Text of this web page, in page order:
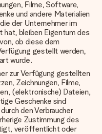
Filme, Software,
und andere Materialien
der Unternehmer im
hat, bleiben Eigentum des
ob diese dem
gestellt werden,
wurde.
zur Verfügung gestellten
Zeichnungen, Filme,
(elektronische) Dateien,
Geschenke sind
den Verbraucher
Zustimmung des
veröffentlicht oder